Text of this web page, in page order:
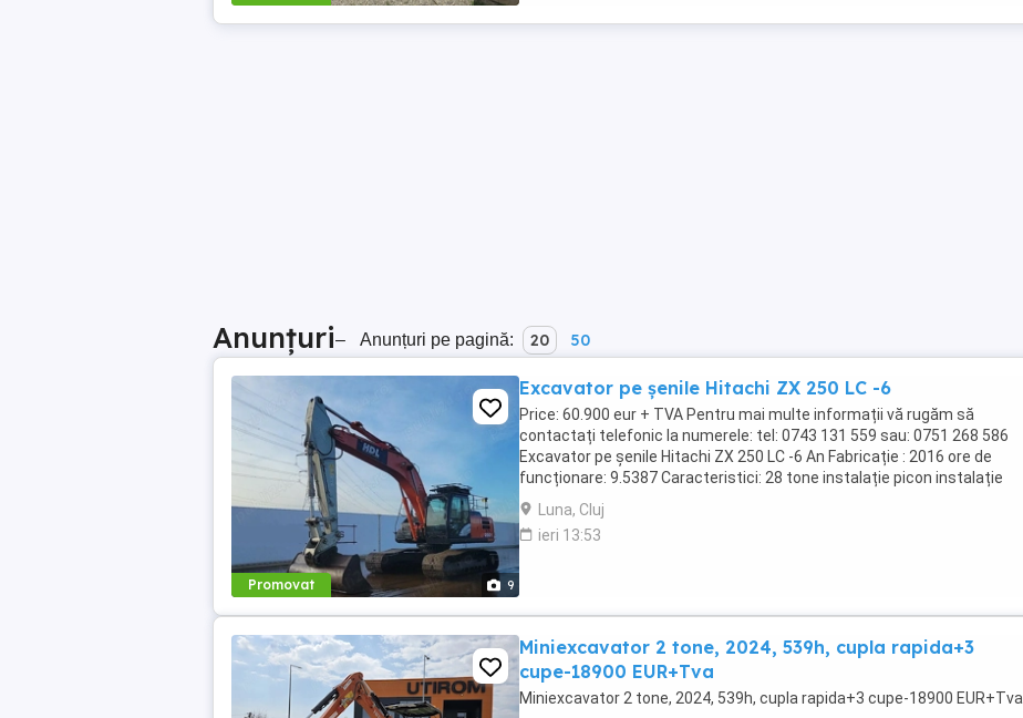
Anunțuri– Anunțuri pe pagină: 20 50
Promovat 9
Excavator pe șenile Hitachi ZX 250 LC -6
Price: 60.900 eur + TVA Pentru mai multe informații vă rugăm să
contactați telefonic la numerele: tel: 0743 131 559 sau: 0751 268 586
Excavator pe șenile Hitachi ZX 250 LC -6 An Fabricație : 2016 ore de
funcționare: 9.5387 Caracteristici: 28 tone instalație picon instalație
clește cupă ...
Luna, Cluj
ieri 13:53
Miniexcavator 2 tone, 2024, 539h, cupla rapida+3
cupe-18900 EUR+Tva
Miniexcavator 2 tone, 2024, 539h, cupla rapida+3 cupe-18900 EUR+Tva